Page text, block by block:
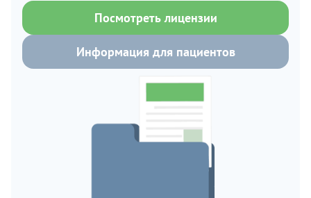
Посмотреть лицензии
Информация для пациентов